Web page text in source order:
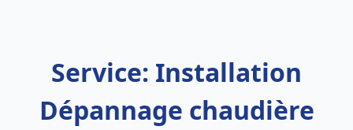
Service: Installation
Dépannage chaudière